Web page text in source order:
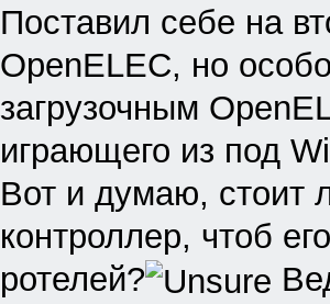
Поставил себе на
OpenELEC, но
загрузочным
играющего из под
Вот и думаю, стоит
контроллер, чтоб
ротелей?